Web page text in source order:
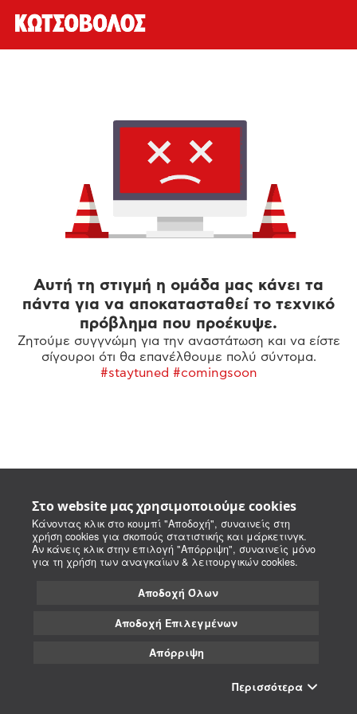
Στο website μας χρησιμοποιούμε cookies
Κάνοντας κλικ στο κουμπί "Αποδοχή", συναινείς στη
χρήση cookies για σκοπούς στατιστικής και μάρκετινγκ.
Αν κάνεις κλικ στην επιλογή "Απόρριψη", συναινείς μόνο
για τη χρήση των αναγκαίων & λειτουργικών cookies.
Αποδοχή Όλων
Αποδοχή Επιλεγμένων
Απόρριψη
Περισσότερα
Αυτή τη στιγμή η ομάδα μας κάνει τα
πάντα για να αποκατασταθεί το τεχνικό
πρόβλημα που προέκυψε.
Ζητούμε συγγνώμη για την αναστάτωση και να είστε
σίγουροι ότι θα επανέλθουμε πολύ σύντομα.
#staytuned #comingsoon